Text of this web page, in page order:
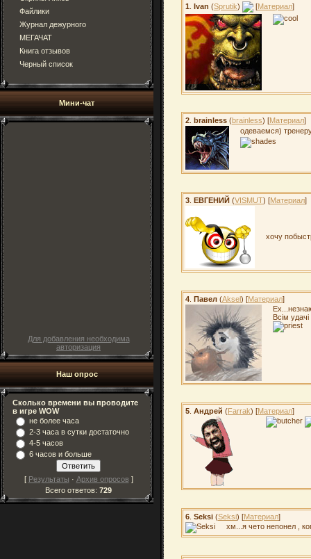
Файлики
Журнал дежурного
МЕГАЧАТ
Книга отзывов
Черный список
Мини-чат
Для добавления необходима
авторизация
Наш опрос
Сколько времени вы проводите
в игре WOW
не более часа
2-3 часа в сутки достаточно
4-5 часов
6 часов и больше
[ Результаты · Архив опросов ]
Всего ответов: 729
1 Ivan (Sprutik) [Материал]
2 brainless (brainless) [Материал]
одеваемся)
3 ЕВГЕНИЙ (VISMUT) [Материал]
хочу
4 Павел (Aksel) [Материал]
Всім удачі
5. Андрей (Farrak) [Материал]
6 Seksi (Seksi) [Материал]
хм...я чето непонел ,